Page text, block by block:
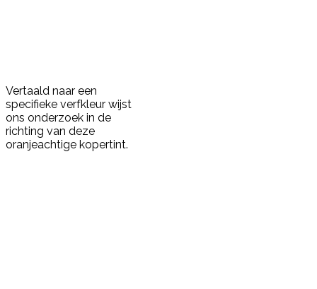
Vertaald naar een
specifieke verfkleur wijst
ons onderzoek in de
richting van deze
oranjeachtige kopertint.